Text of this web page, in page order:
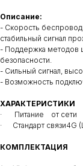
Описание:
- Скорость
стабильный сигнал
- Поддержка методов
безопасности.
- Сильный сигнал,
- Возможность
ХАРАКТЕРИСТИКИ
· Питание от сети
· Стандарт связи4G
КОМПЛЕКТАЦИЯ